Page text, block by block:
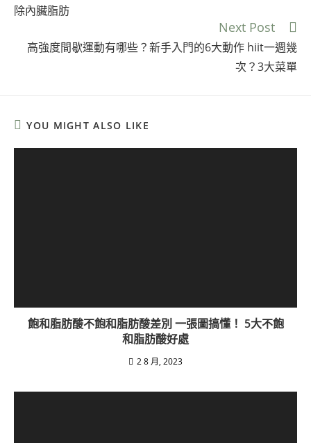
除內臟脂肪
Next Post
高強度間歇運動有哪些？新手入門的6大動作 hiit一週幾
次？3大菜單
YOU MIGHT ALSO LIKE
飽和脂肪酸不飽和脂肪酸差別 一張圖搞懂！ 5大不飽
和脂肪酸好處
2 8 月, 2023